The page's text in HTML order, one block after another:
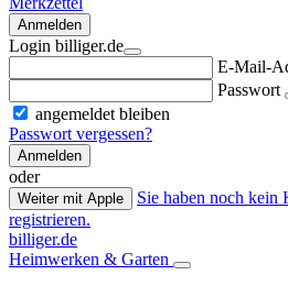
Anmelden
Login billiger.de
E-Mail-
Passwort
angemeldet bleiben
Passwort vergessen?
Anmelden
oder
Weiter mit Apple
Sie haben noch kein
registrieren.
billiger.de
Heimwerken & Garten